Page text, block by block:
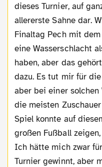
dieses Turnier, auf
allererste Sahne dar.
Finaltag Pech mit
eine Wasserschlacht
haben, aber das
dazu. Es tut mir für
aber bei einer
die meisten
Spiel konnte auf
großen Fußball
Ich hätte mich zwar
Turnier gewinnt, aber